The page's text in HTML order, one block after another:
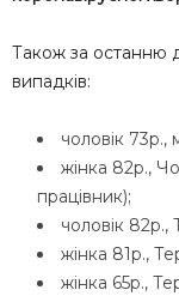
Також за останню
випадків:
чоловік 73р.,
жінка 82р.,
працівник);
чоловік 82р.,
жінка 81р.,
жінка 65р.,